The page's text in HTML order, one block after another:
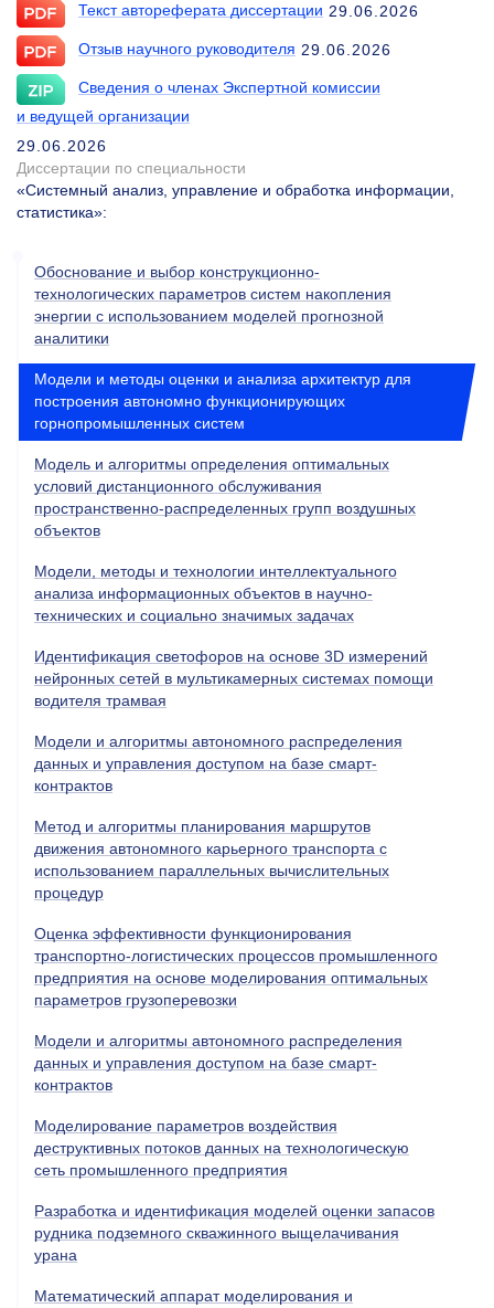
Текст автореферата диссертации 29.06.2026
Отзыв научного руководителя 29.06.2026
Сведения о членах Экспертной комиссии
и ведущей организации
29.06.2026
Диссертации по специальности
«Системный анализ, управление и обработка информации,
статистика»:
Обоснование и выбор конструкционно-
технологических параметров систем накопления
энергии с использованием моделей прогнозной
аналитики
Модели и методы оценки и анализа архитектур для
построения автономно функционирующих
горнопромышленных систем
Модель и алгоритмы определения оптимальных
условий дистанционного обслуживания
пространственно-распределенных групп воздушных
объектов
Модели, методы и технологии интеллектуального
анализа информационных объектов в научно-
технических и социально значимых задачах
Идентификация светофоров на основе 3D измерений
нейронных сетей в мультикамерных системах помощи
водителя трамвая
Модели и алгоритмы автономного распределения
данных и управления доступом на базе смарт-
контрактов
Метод и алгоритмы планирования маршрутов
движения автономного карьерного транспорта с
использованием параллельных вычислительных
процедур
Оценка эффективности функционирования
транспортно-логистических процессов промышленного
предприятия на основе моделирования оптимальных
параметров грузоперевозки
Модели и алгоритмы автономного распределения
данных и управления доступом на базе смарт-
контрактов
Моделирование параметров воздействия
деструктивных потоков данных на технологическую
сеть промышленного предприятия
Разработка и идентификация моделей оценки запасов
рудника подземного скважинного выщелачивания
урана
Математический аппарат моделирования и